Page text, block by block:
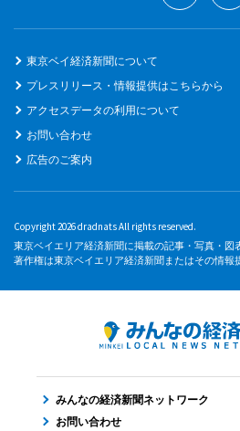
東京ベイ経済新聞について
プレスリリース・情報提供はこちらから
アクセスデータの利用について
お問い合わせ
広告のご案内
Copyright 2026 dradnats All rights reserved.
東京ベイエリア経済新聞に掲載の記事・写真・図
著作権は東京ベイエリア経済新聞またはその情報
みんなの経済新聞ネットワーク
お問い合わせ